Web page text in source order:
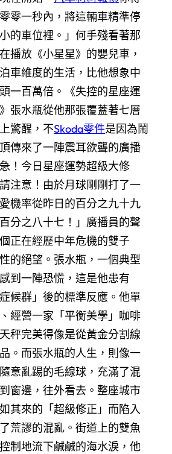
零一秒內，將這輛車精準停
的車位裡。」何手殘看著那
播放《小星星》的嬰兒車，
車維度的生活，比他想象中
一百萬倍。《失控的星座運
張水瓶從他那張覆蓋著七層
驚醒，不Skoda零件是因為鬧
傳來了一陣震耳欲聾的廣播
！今日星座運勢超級大修
注意！由於月球剛剛打了一
機率從昨日的百分之九十九
分之八十七！」廣播員的聲
正在經歷中年危機的雙子
的絕望。張水瓶，一個典型
到一陣恐慌，這是他患有
候群」後的標準反應。他單
經營一家「平衡美學」咖啡
秤完美得像是從黃金分割線
。而張水瓶的人生，則像一
意亂踢的毛線球，充滿了混
窗邊，往外看去。整座城市
其來的「超級修正」而陷入
了荒謬的混亂。街道上的雙魚
制地流下鹹鹹的海水淚，他